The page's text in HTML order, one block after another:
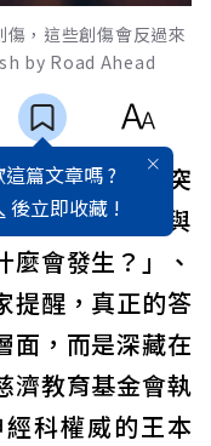
，這些創傷會反過來
by Road Ahead
篇文章嗎 ?
後立即收藏 !
力行為，以及突
引發社會震盪與
會發生？」、
提醒，真正的答
面，而是深藏在
濟教育基金會執
科權威的王本